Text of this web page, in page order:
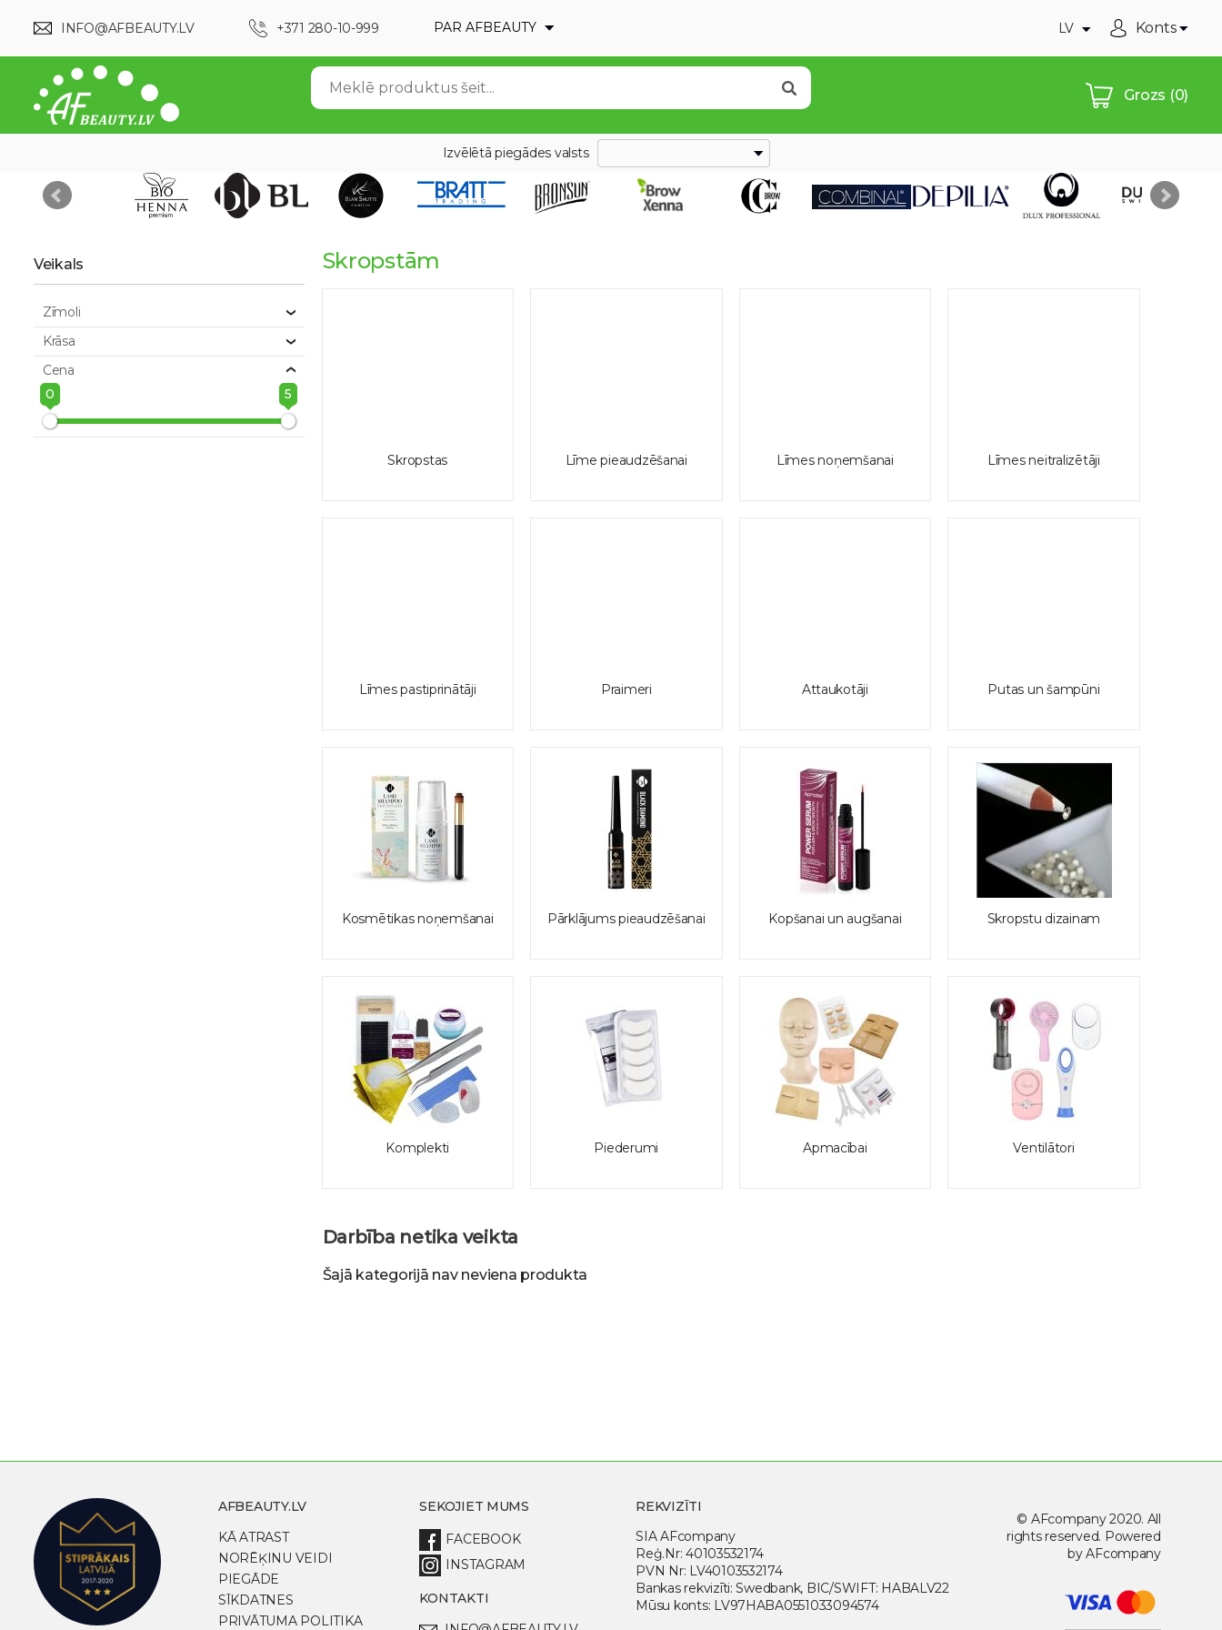
INFO@AFBEAUTY.LV +371 280-10-999 PAR AFBEAUTY LV Konts
Grozs (0)
Izvēlētā piegādes valsts
Veikals
Zīmoli
Krāsa
Cena
0
5
Skropstām
Skropstas Līme pieaudzēšanai Līmes noņemšanai Līmes neitralizētāji
Līmes pastiprinātāji Praimeri Attaukotāji Putas un šampūni
Kosmētikas noņemšanai Pārklājums pieaudzēšanai Kopšanai un augšanai Skropstu dizainam
Komplekti Piederumi Apmacībai Ventilātori
Darbība netika veikta
Šajā kategorijā nav neviena produkta
AFBEAUTY.LV
KĀ ATRAST
NORĒĶINU VEIDI
PIEGĀDE
SĪKDATNES
PRIVĀTUMA POLITIKA
SEKOJIET MUMS
FACEBOOK
INSTAGRAM
KONTAKTI
REKVIZĪTI
SIA AFcompany
Reģ.Nr: 40103532174
PVN Nr: LV40103532174
Bankas rekvizīti: Swedbank, BIC/SWIFT: HABALV22
Mūsu konts: LV97HABA0551033094574
© AFcompany 2020. All
rights reserved. Powered
by AFcompany